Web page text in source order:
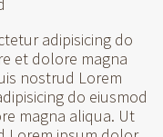
adipisicing do
et dolore magna
nostrud Lorem
do eiusmod
magna aliqua. Ut